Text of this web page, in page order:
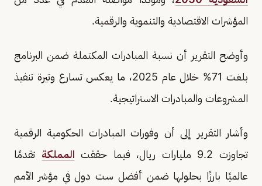
المؤشرات الاقتصادية والتنموية والرقمية.
وأوضح التقرير أن نسبة المبادرات المكتملة ضمن البرنامج
بلغت 71% خلال عام 2025، ما يعكس تسارع وتيرة تنفيذ
المشروعات والمبادرات الاستراتيجية.
وأشار التقرير إلى أن وفورات المبادرات الحكومية الرقمية
تجاوزت 9.2 مليارات ريال، فيما حققت
المملكة تقدمًا
عالميًا بارزًا بحلولها ضمن أفضل ست دول في مؤشر الأمم